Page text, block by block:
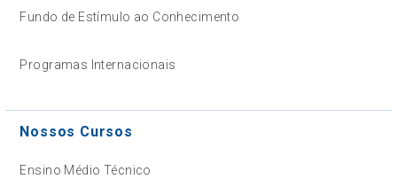
Fundo de Estímulo ao Conhecimento
Programas Internacionais
Nossos Cursos
Ensino Médio Técnico